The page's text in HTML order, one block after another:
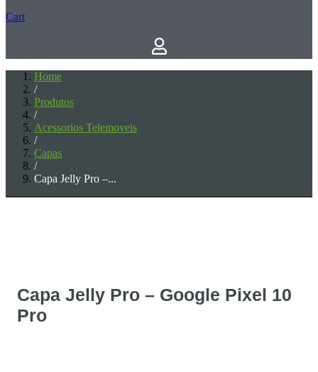
Cart
Home
/
Produtos
/
Acessorios Telemoveis
/
Capas
/
Capa Jelly Pro –...
Capa Jelly Pro – Google Pixel 10
Pro